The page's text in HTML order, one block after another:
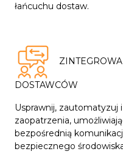
łańcuchu dostaw.
DOSTAWCÓW
Usprawnij, zautomatyzuj
zaopatrzenia,
bezpośrednią
bezpiecznego